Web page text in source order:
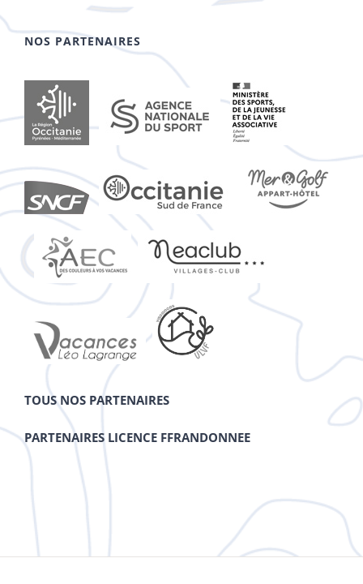
NOS PARTENAIRES
TOUS NOS PARTENAIRES
PARTENAIRES LICENCE FFRANDONNEE